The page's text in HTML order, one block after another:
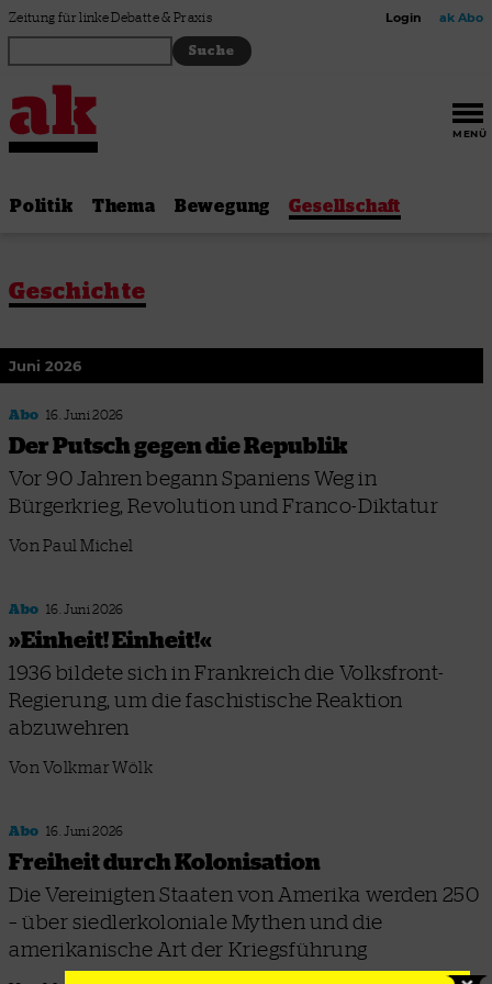
Zum Inhalt springen
Zeitung für linke Debatte & Praxis Login ak Abo
MENÜ
Politik Thema Bewegung Gesellschaft
Geschichte
Juni 2026
Abo 16. Juni 2026
Der Putsch gegen die Republik
Vor 90 Jahren begann Spaniens Weg in
Bürgerkrieg, Revolution und Franco-Diktatur
Von Paul Michel
Abo 16. Juni 2026
»Einheit! Einheit!«
1936 bildete sich in Frankreich die Volksfront-
Regierung, um die faschistische Reaktion
abzuwehren
Von Volkmar Wölk
Abo 16. Juni 2026
Freiheit durch Kolonisation
Die Vereinigten Staaten von Amerika werden 250
– über siedlerkoloniale Mythen und die
amerikanische Art der Kriegsführung